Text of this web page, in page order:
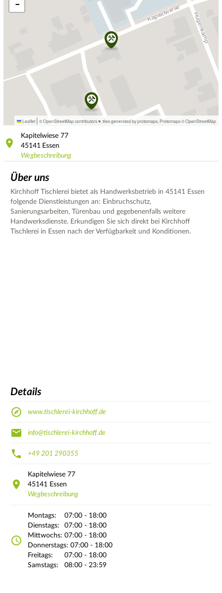
−
Leaflet | © OpenStreetMap contributors ♥, tiles generated by protomaps Protomaps©OpenStreetMap
Kapitelwiese 77
45141
Essen
Wegbeschreibung
Über uns
Kirchhoff Tischlerei bietet als Handwerksbetrieb in 45141 Essen
folgende Dienstleistungen an: Einbruchschutz,
Sanierungsarbeiten, Türenbau und gegebenenfalls weitere
Handwerksdienste. Erkundigen Sie sich direkt bei Kirchhoff
Tischlerei in Essen nach der Verfügbarkeit und Konditionen.
Details
www.tischlerei-kirchhoff.de
info@tischlerei-kirchhoff.de
+49 201 290355
Kapitelwiese 77
45141
Essen
Wegbeschreibung
Montags:
07:00 - 18:00
Dienstags:
07:00 - 18:00
Mittwochs: 07:00 - 18:00
Donnerstags: 07:00 - 18:00
Freitags:
07:00 - 18:00
Samstags:
08:00 - 23:59